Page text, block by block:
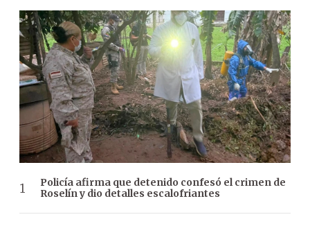
Policía afirma que detenido confesó el crimen de
Roselín y dio detalles escalofriantes